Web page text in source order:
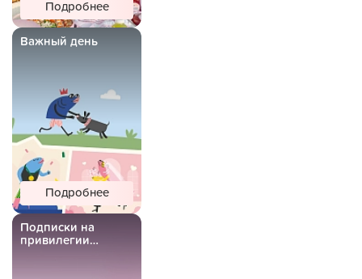
Подробнее
Важный день
Подробнее
Подписки на
привилегии